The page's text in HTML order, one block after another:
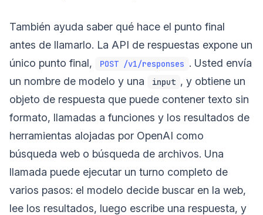
También ayuda saber qué hace el punto final
antes de llamarlo. La API de respuestas expone un
único punto final,
POST /v1/responses . Usted envía
un nombre de modelo y una
input , y obtiene un
objeto de respuesta que puede contener texto sin
formato, llamadas a funciones y los resultados de
herramientas alojadas por OpenAI como
búsqueda web o búsqueda de archivos. Una
llamada puede ejecutar un turno completo de
varios pasos: el modelo decide buscar en la web,
lee los resultados, luego escribe una respuesta, y